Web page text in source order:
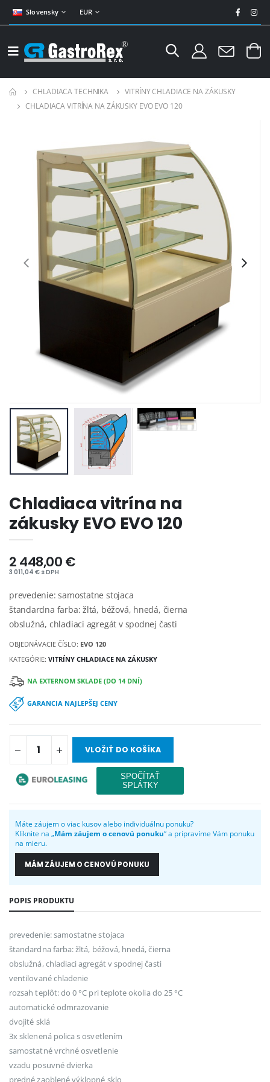
Slovensky EUR
CHLADIACA TECHNIKA
VITRÍNY CHLADIACE NA ZÁKUSKY
CHLADIACA VITRÍNA NA ZÁKUSKY EVO EVO 120
Chladiaca vitrína na
zákusky EVO EVO 120
2 448,00 €
3 011,04 € s DPH
prevedenie: samostatne stojaca
štandardna farba: žltá, béžová, hnedá, čierna
obslužná, chladiaci agregát v spodnej časti
OBJEDNÁVACIE ČÍSLO: EVO 120
KATEGÓRIE:VITRÍNY CHLADIACE NA ZÁKUSKY
NA EXTERNOM SKLADE (DO 14 DNÍ)
GARANCIA NAJLEPŠEJ CENY
VLOŽIŤ DO KOŠÍKA
Máte záujem o viac kusov alebo individuálnu ponuku?
Kliknite na „Mám záujem o cenovú ponuku“ a pripravíme Vám ponuku
na mieru.
MÁM ZÁUJEM O CENOVÚ PONUKU
POPIS PRODUKTU
prevedenie: samostatne stojaca
štandardna farba: žltá, béžová, hnedá, čierna
obslužná, chladiaci agregát v spodnej časti
ventilované chladenie
rozsah teplôt: do 0 °C pri teplote okolia do 25 °C
automatické odmrazovanie
dvojité sklá
3x sklenená polica s osvetlením
samostatné vrchné osvetlenie
vzadu posuvné dvierka